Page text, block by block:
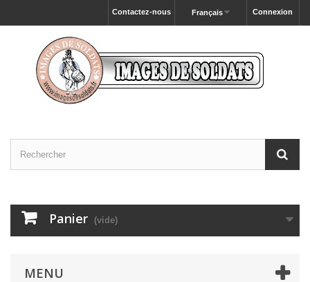
Connexion
Français
Contactez-nous
Panier (vide)
MENU